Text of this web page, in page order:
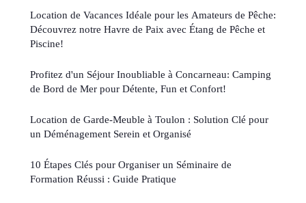
Location de Vacances Idéale pour les Amateurs de Pêche:
Découvrez notre Havre de Paix avec Étang de Pêche et
Piscine!
Profitez d'un Séjour Inoubliable à Concarneau: Camping
de Bord de Mer pour Détente, Fun et Confort!
Location de Garde-Meuble à Toulon : Solution Clé pour
un Déménagement Serein et Organisé
10 Étapes Clés pour Organiser un Séminaire de
Formation Réussi : Guide Pratique